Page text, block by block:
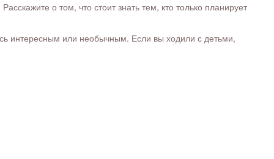
о том, что стоит знать тем, кто только планирует
интересным или необычным. Если вы ходили с детьми,